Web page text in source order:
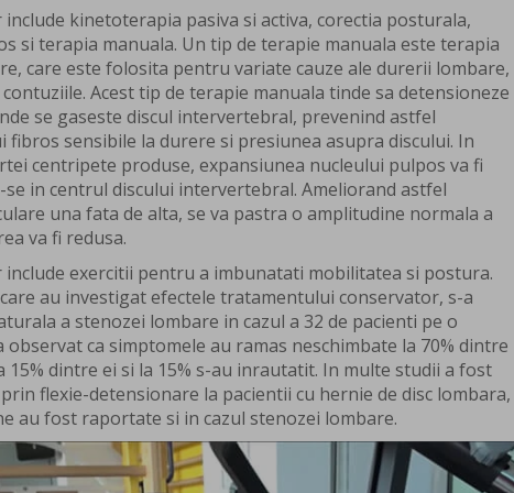
kinetoterapia pasiva si activa, corectia posturala,
si terapia manuala. Un tip de terapie manuala este terapia
care este folosita pentru variate cauze ale durerii lombare,
Acest tip de terapie manuala tinde sa detensioneze
se gaseste discul intervertebral, prevenind astfel
sensibile la durere si presiunea asupra discului. In
centripete produse, expansiunea nucleului pulpos va fi
in centrul discului intervertebral. Ameliorand astfel
una fata de alta, se va pastra o amplitudine normala a
va fi redusa.
exercitii pentru a imbunatati mobilitatea si postura.
au investigat efectele tratamentului conservator, s-a
a stenozei lombare in cazul a 32 de pacienti pe o
observat ca simptomele au ramas neschimbate la 70% dintre
15% dintre ei si la 15% s-au inrautatit. In multe studii a fost
flexie-detensionare la pacientii cu hernie de disc lombara,
au fost raportate si in cazul stenozei lombare.